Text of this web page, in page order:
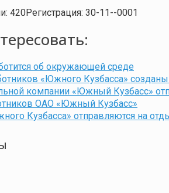
420Регистрация: 30-11--0001
об окружающей среде
«Южного Кузбасса»
компании «Южный Кузбасс»
ОАО «Южный Кузбасс»
Кузбасса» отправляются на